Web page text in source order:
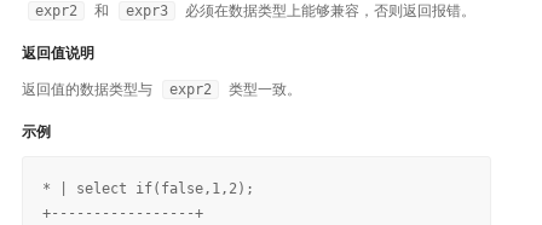
expr2 和 expr3 必须在数据类型上能够兼容，否则返回报错。
返回值说明
返回值的数据类型与 expr2 类型一致。
示例
* | select if(false,1,2);
+-----------------+